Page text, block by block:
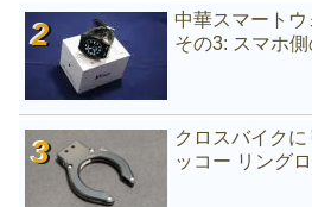
中華スマート
その3: スマホ
クロスバイク
ッコー リング